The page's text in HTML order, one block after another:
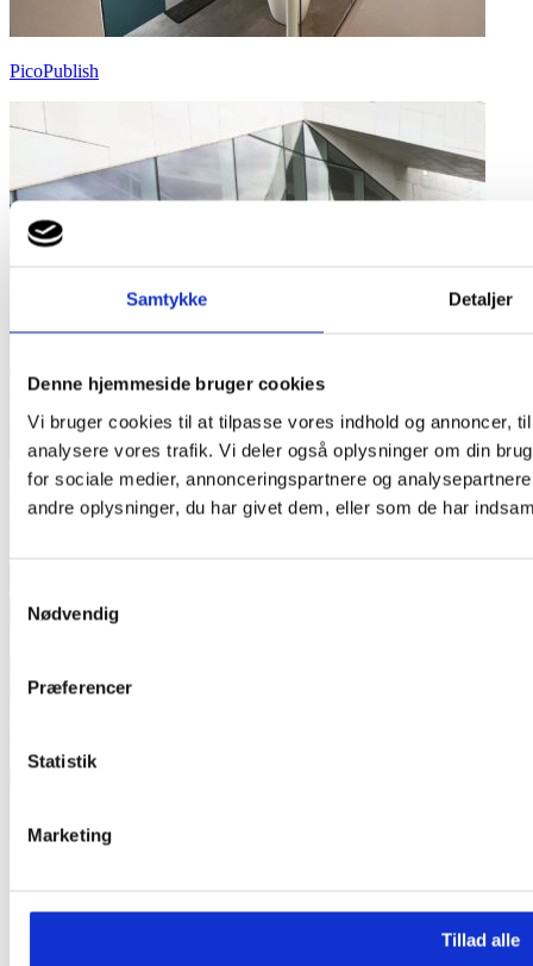
Samtykke Detaljer
Denne hjemmeside bruger cookies
Vi bruger cookies til at tilpasse vores indhold og annoncer,
analysere vores trafik. Vi deler også oplysninger om din
for sociale medier, annonceringspartnere og
andre oplysninger, du har givet dem, eller som de har
Nødvendig
Præferencer
Statistik
Marketing
Tillad alle
PicoPublish
Saxo Bank
© 2025 Copyright Nordisk Solfilm ApS. Alle rettigheder